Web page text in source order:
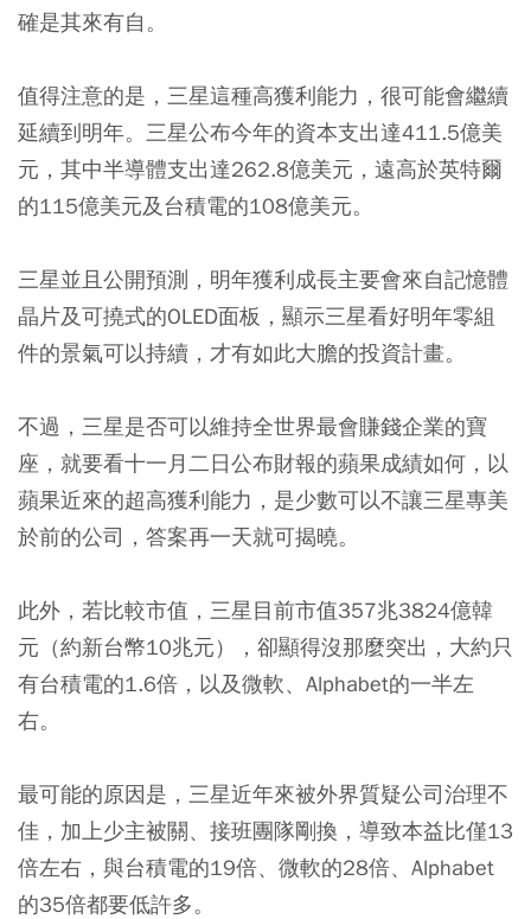
確是其來有自。
值得注意的是，三星這種高獲利能力，很可能會繼續
延續到明年。三星公布今年的資本支出達411.5億美
元，其中半導體支出達262.8億美元，遠高於英特爾
的115億美元及台積電的108億美元。
三星並且公開預測，明年獲利成長主要會來自記憶體
晶片及可撓式的OLED面板，顯示三星看好明年零組
件的景氣可以持續，才有如此大膽的投資計畫。
不過，三星是否可以維持全世界最會賺錢企業的寶
座，就要看十一月二日公布財報的蘋果成績如何，以
蘋果近來的超高獲利能力，是少數可以不讓三星專美
於前的公司，答案再一天就可揭曉。
此外，若比較市值，三星目前市值357兆3824億韓
元（約新台幣10兆元），卻顯得沒那麼突出，大約只
有台積電的1.6倍，以及微軟、Alphabet的一半左
右。
最可能的原因是，三星近年來被外界質疑公司治理不
佳，加上少主被關、接班團隊剛換，導致本益比僅13
倍左右，與台積電的19倍、微軟的28倍、Alphabet
的35倍都要低許多。